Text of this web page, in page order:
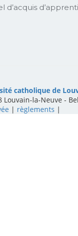
catholique de
Louvain-la-Neuve -
| règlements |